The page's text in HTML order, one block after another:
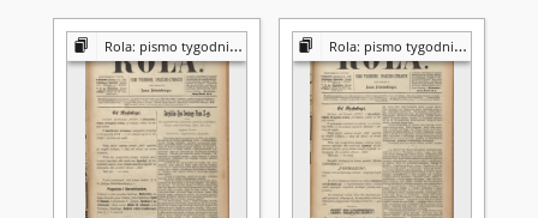
Rola: pismo tygodniowe [poświęcone sprawom społecznym, ekonomicznym i literackim] Rola: pismo tygodniowe [poświęcone sprawom społecznym, ekonomicznym i literackim]